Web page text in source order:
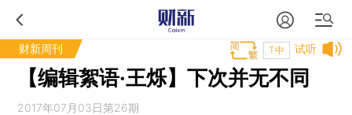
财新周刊 试听
T中
【编辑絮语·王烁】下次并无不同
2017年07月03日第26期